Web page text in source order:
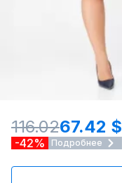
116.0267.42 $
-42% Подробнее